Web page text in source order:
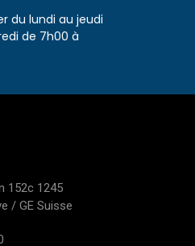
du lundi au jeudi
de 7h00 à
152c 1245
/ GE Suisse